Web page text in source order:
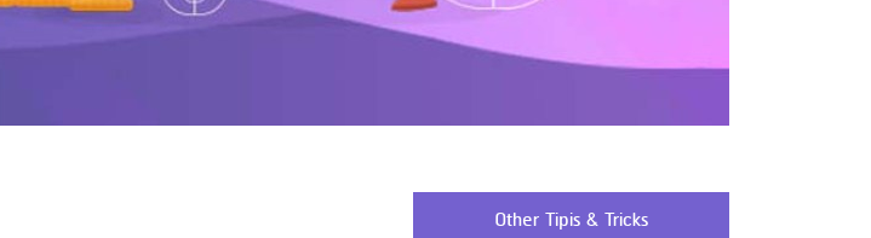
Other Tipis & Tricks
Using AEON Cards - Using your Card
Securely